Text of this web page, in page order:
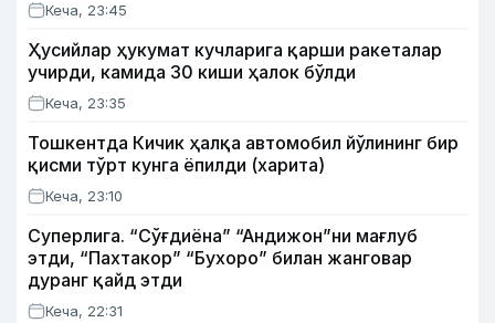
Кеча, 23:45
Ҳусийлар ҳукумат кучларига қарши ракеталар
учирди, камида 30 киши ҳалок бўлди
Кеча, 23:35
Тошкентда Кичик ҳалқа автомобил йўлининг бир
қисми тўрт кунга ёпилди (харита)
Кеча, 23:10
Суперлига. “Сўғдиёна” “Андижон”ни мағлуб
этди, “Пахтакор” “Бухоро” билан жанговар
дуранг қайд этди
Кеча, 22:31